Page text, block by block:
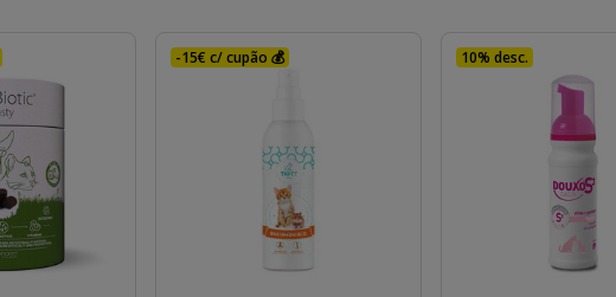
-15€ c/ cupão 💰 10% desc.